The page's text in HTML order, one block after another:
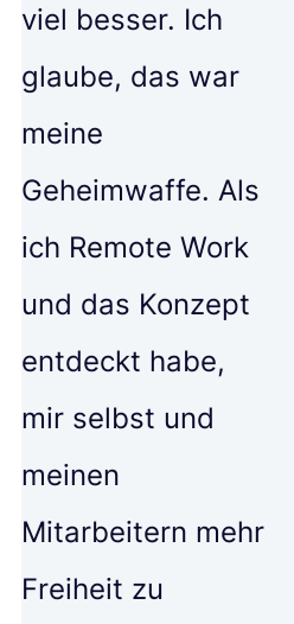
viel besser. Ich
glaube, das war
meine
Geheimwaffe. Als
ich Remote Work
und das Konzept
entdeckt habe,
mir selbst und
meinen
Mitarbeitern mehr
Freiheit zu